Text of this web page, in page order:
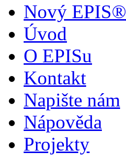
Nový EPIS®
Úvod
O EPISu
Kontakt
Napište nám
Nápověda
Projekty